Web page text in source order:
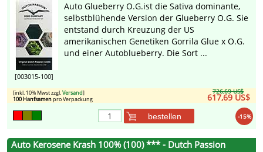
[003015-100]
Auto Glueberry O.G.ist die Sativa dominante,
selbstblühende Version der Glueberry O.G. Sie
entstand durch Kreuzung der US
amerikanischen Genetiken Gorrila Glue x O.G.
und einer Autoblueberry. Die Sort ...
726,69 US$
617,69 US$
[inkl. 10% Mwst zzgl.Versand]
100 Hanfsamenpro Verpackung
-15%
bestellen
Auto Kerosene Krash 100% (100) *** - Dutch Passion